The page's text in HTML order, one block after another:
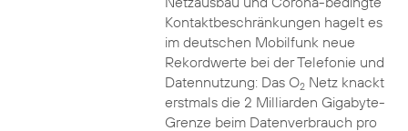
Kontaktbeschränkungen hagelt es
im deutschen Mobilfunk neue
Rekordwerte bei der Telefonie und
Datennutzung: Das O2Netz knackt
erstmals die 2 Milliarden Gigabyte-
Grenze beim Datenverbrauch pro